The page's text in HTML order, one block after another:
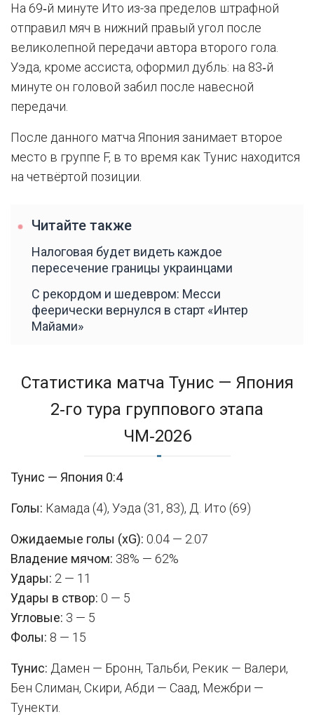
На 69‑й минуте Ито из-за пределов штрафной
отправил мяч в нижний правый угол после
великолепной передачи автора второго гола.
Уэда, кроме ассиста, оформил дубль: на 83‑й
минуте он головой забил после навесной
передачи.
После данного матча Япония занимает второе
место в группе F, в то время как Тунис находится
на четвёртой позиции.
Читайте также
Налоговая будет видеть каждое
пересечение границы украинцами
С рекордом и шедевром: Месси
феерически вернулся в старт «Интер
Майами»
Статистика матча Тунис — Япония
2‑го тура группового этапа
ЧМ‑2026
Тунис — Япония 0:4
Голы: Камада (4), Уэда (31, 83), Д. Ито (69)
Ожидаемые голы (xG): 0.04 — 2.07
Владение мячом: 38% — 62%
Удары: 2 — 11
Удары в створ: 0 — 5
Угловые: 3 — 5
Фолы: 8 — 15
Тунис: Дамен — Бронн, Тальби, Рекик — Валери,
Бен Слиман, Скири, Абди — Саад, Межбри —
Тунекти.